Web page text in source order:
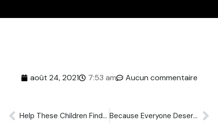
août 24, 2021 7:53 am Aucun commentaire
Help These Children Find Their Smiles Because Everyone Deserves Clean Water